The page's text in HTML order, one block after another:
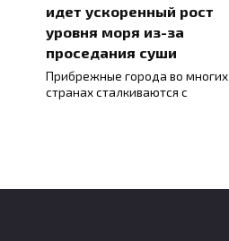
идет ускоренный рост
уровня моря из-за
проседания суши
Прибрежные города во многих
странах сталкиваются с